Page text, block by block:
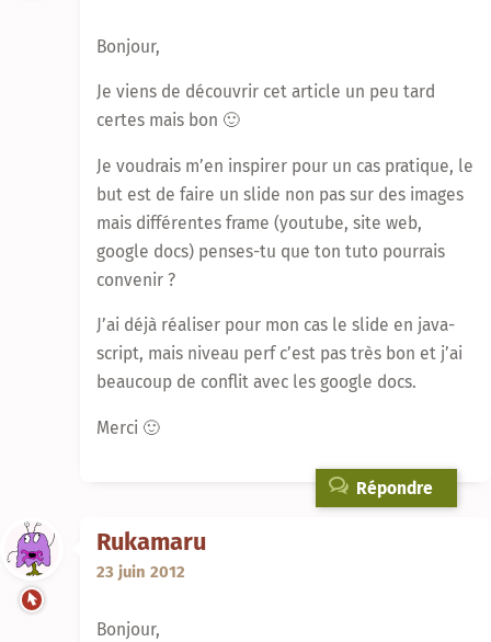
Bonjour,
Je viens de découvrir cet article un peu tard
certes mais bon 🙂
Je voudrais m’en inspirer pour un cas pratique, le
but est de faire un slide non pas sur des images
mais différentes frame (youtube, site web,
google docs) penses-tu que ton tuto pourrais
convenir ?
J’ai déjà réaliser pour mon cas le slide en java-
script, mais niveau perf c’est pas très bon et j’ai
beaucoup de conflit avec les google docs.
Merci 🙂
Répondre
Rukamaru
23 juin 2012
Bonjour,